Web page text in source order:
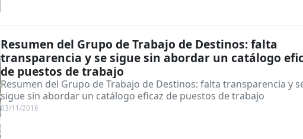
Resumen del Grupo de Trabajo de Destinos: falta
transparencia y se sigue sin abordar un catálogo
de puestos de trabajo
Resumen del Grupo de Trabajo de Destinos: falta transparencia y
sigue sin abordar un catálogo eficaz de puestos de trabajo
03/11/2016